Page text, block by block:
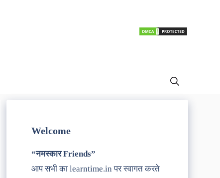
Welcome
“नमस्कार Friends”
आप सभी का learntime.in पर स्वागत करते